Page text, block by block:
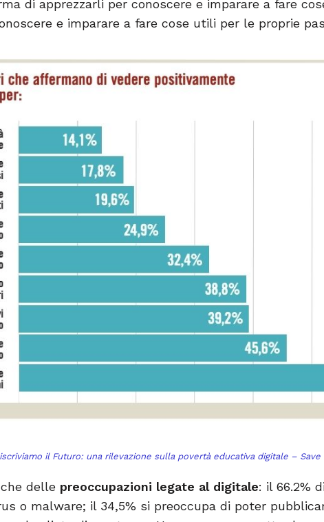
di apprezzarli per conoscere e imparare a fare
e imparare a fare cose utili per le proprie
il Futuro: una rilevazione sulla povertà educativa digitale – Save
delle preoccupazioni legate al digitale: il 66.2%
o malware; il 34,5% si preoccupa di poter